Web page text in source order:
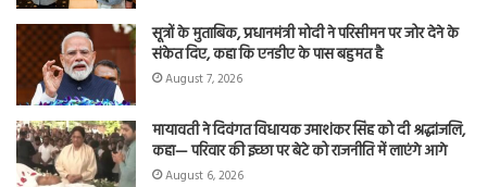
सूत्रों के मुताबिक, प्रधानमंत्री मोदी ने परिसीमन पर जोर देने के
संकेत दिए, कहा कि एनडीए के पास बहुमत है
August 7, 2026
मायावती ने दिवंगत विधायक उमाशंकर सिंह को दी श्रद्धांजलि,
कहा— परिवार की इच्छा पर बेटे को राजनीति में लाएंगे आगे
August 6, 2026